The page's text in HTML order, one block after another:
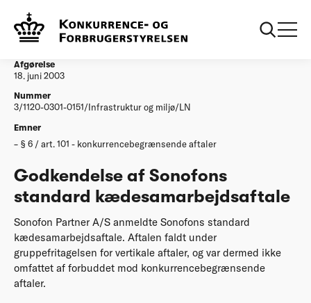
Afgørelser
kaedesamarbejdsaftale
Afgørelse
18. juni 2003
Nummer
3/1120-0301-0151/Infrastruktur og miljø/LN
Emner
§ 6 / art. 101 - konkurrencebegrænsende aftaler
Godkendelse af Sonofons
standard kædesamarbejdsaftale
Sonofon Partner A/S anmeldte Sonofons standard
kædesamarbejdsaftale. Aftalen faldt under
gruppefritagelsen for vertikale aftaler, og var dermed ikke
omfattet af forbuddet mod konkurrencebegrænsende
aftaler.